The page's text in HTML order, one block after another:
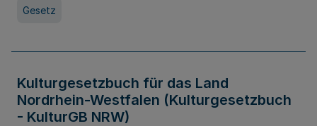
Gesetz
Kulturgesetzbuch für das Land
Nordrhein-Westfalen (Kulturgesetzbuch
- KulturGB NRW)